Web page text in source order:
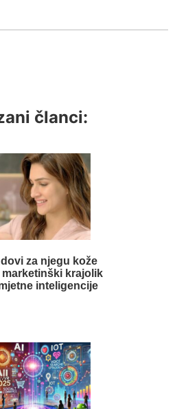
članci:
za njegu kože
krajolik
inteligencije